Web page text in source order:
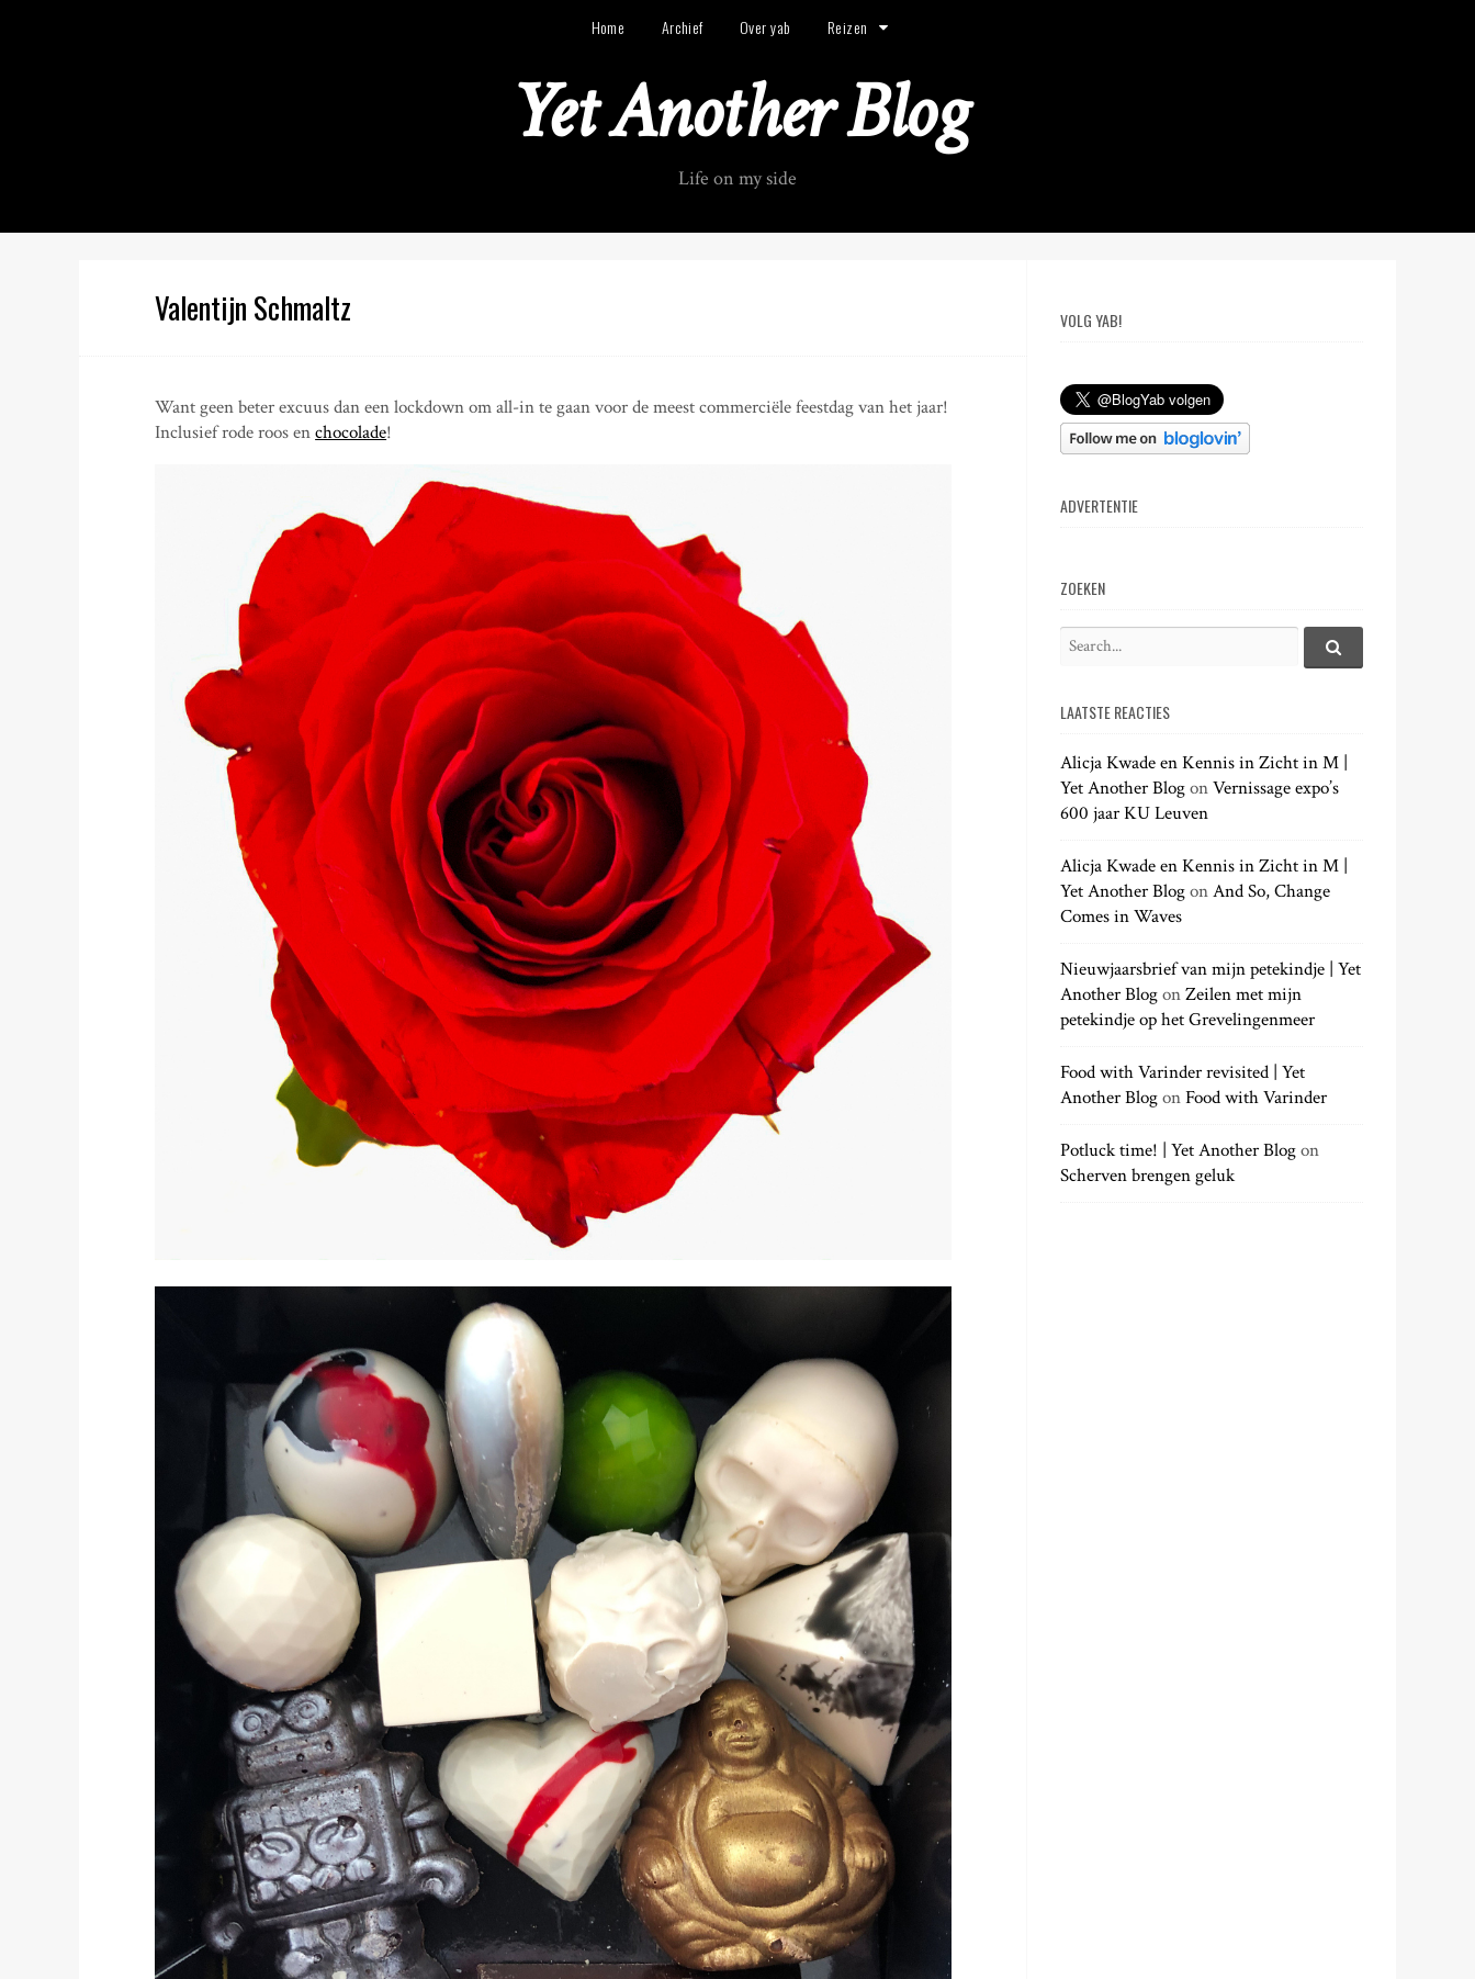
t
Home Archief Over yab Reizen
Yet Another Blog
Life on my side
Valentijn Schmaltz
Want geen beter excuus dan een lockdown om all-in te gaan voor de meest commerciële feestdag van het jaar!
Inclusief rode roos enchocolade!
VOLG YAB!
ADVERTENTIE
ZOEKEN
r
h
f
o
:
S
h
.
LAATSTE REACTIES
Alicja Kwade en Kennis in Zicht in M |
Yet Another BlogonVernissage expo’s
600 jaar KU Leuven
Alicja Kwade en Kennis in Zicht in M |
Yet Another BlogonAnd So, Change
Comes in Waves
Nieuwjaarsbrief van mijn petekindje | Yet
Another BlogonZeilen met mijn
petekindje op het Grevelingenmeer
Food with Varinder revisited | Yet
Another BlogonFood with Varinder
Potluck time! | Yet Another Blogon
Scherven brengen geluk